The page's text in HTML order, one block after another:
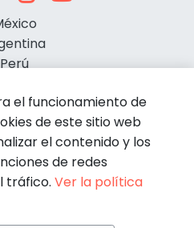
Perú
2026
el funcionamiento de
de este sitio web
el contenido y los
de redes
tráfico. Ver la política